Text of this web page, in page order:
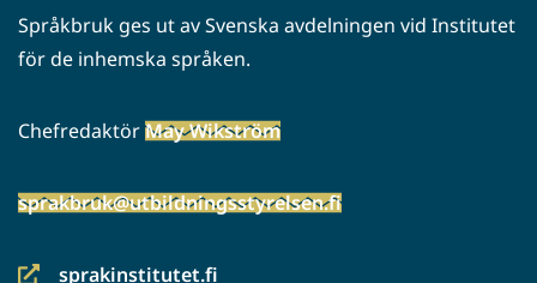
Språkbruk ges ut av Svenska avdelningen vid Institutet
för de inhemska språken.
ChefredaktörMay Wikström
sprakbruk@utbildningsstyrelsen.fi
sprakinstitutet.fi